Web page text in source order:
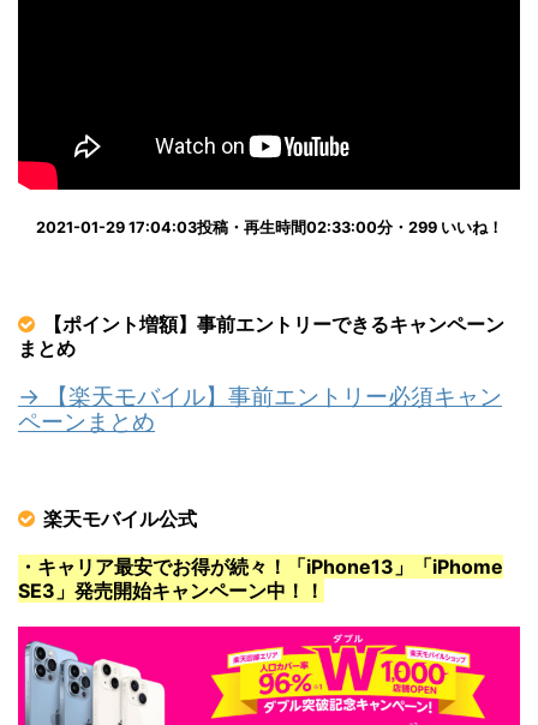
2021-01-29 17:04:03投稿・再生時間02:33:00分・299 いいね！
【ポイント増額】事前エントリーできるキャンペーン
まとめ
→ 【楽天モバイル】事前エントリー必須キャン
ペーンまとめ
楽天モバイル公式
・キャリア最安でお得が続々！「iPhone13」「iPhome
SE3」発売開始キャンペーン中！！